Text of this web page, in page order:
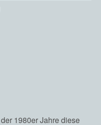
1980er Jahre diese